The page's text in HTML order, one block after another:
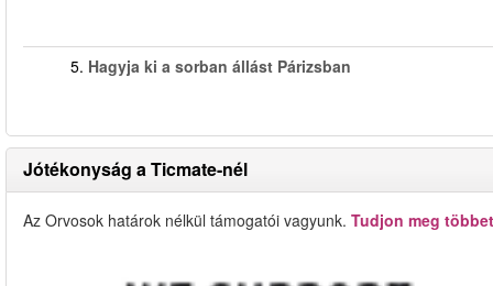
5. Hagyja ki a sorban állást Párizsban
Jótékonyság a Ticmate-nél
Az Orvosok határok nélkül támogatói vagyunk. Tudjon meg